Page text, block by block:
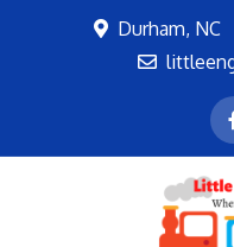
Durham, NC